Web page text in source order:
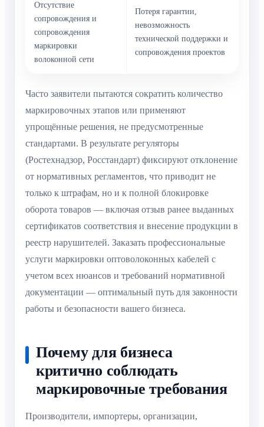
Отсутствие
сопровождения и
сопровождения
маркировки
волоконной сети
Потеря гарантии,
невозможность
технической поддержки и
сопровождения проектов
Часто заявители пытаются сократить количество
маркировочных этапов или применяют
упрощённые решения, не предусмотренные
стандартами. В результате регуляторы
(Ростехнадзор, Росстандарт) фиксируют отклонение
от нормативных регламентов, что приводит не
только к штрафам, но и к полной блокировке
оборота товаров — включая отзыв ранее выданных
сертификатов соответствия и внесение продукции в
реестр нарушителей. Заказать профессиональные
услуги маркировки оптоволоконных кабелей с
учетом всех нюансов и требований нормативной
документации — оптимальный путь для законности
работы и безопасности вашего бизнеса.
Почему для бизнеса
критично соблюдать
маркировочные требования
Производители, импортеры, организации,